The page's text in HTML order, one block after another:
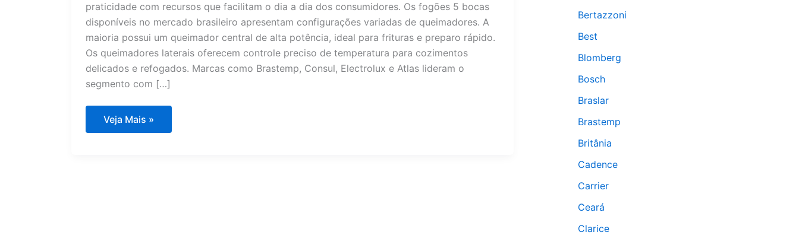
praticidade com recursos que facilitam o dia a dia dos consumidores. Os fogões 5 bocas
disponíveis no mercado brasileiro apresentam configurações variadas de queimadores. A
maioria possui um queimador central de alta potência, ideal para frituras e preparo rápido.
Os queimadores laterais oferecem controle preciso de temperatura para cozimentos
delicados e refogados. Marcas como Brastemp, Consul, Electrolux e Atlas lideram o
segmento com […]
Top
Veja Mais »
Bertazzoni
Best
Blomberg
Bosch
Braslar
Brastemp
Britânia
Cadence
Carrier
Ceará
Clarice